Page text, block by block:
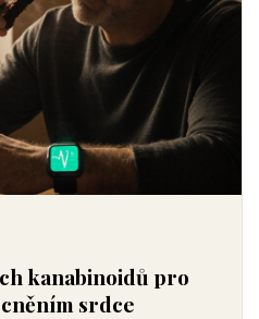
kanabinoidů pro
srdce